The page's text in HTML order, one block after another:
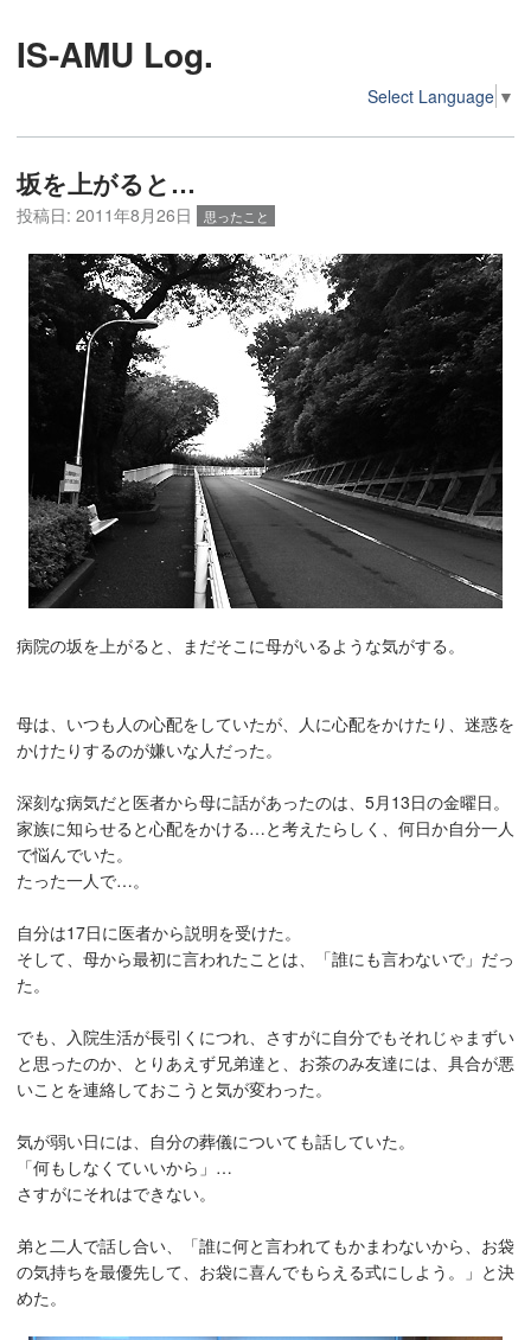
IS-AMU Log.
Select Language ▼
坂を上がると…
投稿日: 2011年8月26日 思ったこと
病院の坂を上がると、まだそこに母がいるような気がする。
母は、いつも人の心配をしていたが、人に心配をかけたり、迷惑を
かけたりするのが嫌いな人だった。
深刻な病気だと医者から母に話があったのは、5月13日の金曜日。
家族に知らせると心配をかける…と考えたらしく、何日か自分一人
で悩んでいた。
たった一人で…。
自分は17日に医者から説明を受けた。
そして、母から最初に言われたことは、「誰にも言わないで」だっ
た。
でも、入院生活が長引くにつれ、さすがに自分でもそれじゃまずい
と思ったのか、とりあえず兄弟達と、お茶のみ友達には、具合が悪
いことを連絡しておこうと気が変わった。
気が弱い日には、自分の葬儀についても話していた。
「何もしなくていいから」…
さすがにそれはできない。
弟と二人で話し合い、「誰に何と言われてもかまわないから、お袋
の気持ちを最優先して、お袋に喜んでもらえる式にしよう。」と決
めた。